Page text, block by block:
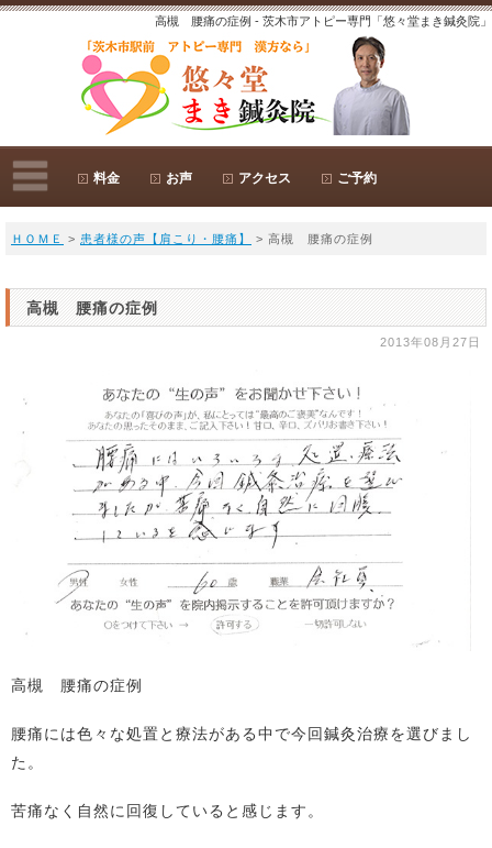
高槻 腰痛の症例 - 茨木市アトピー専門「悠々堂まき鍼灸院」
料金 お声 アクセス ご予約
ＨＯＭＥ > 患者様の声【肩こり・腰痛】 > 高槻 腰痛の症例
高槻 腰痛の症例
2013年08月27日
高槻 腰痛の症例
腰痛には色々な処置と療法がある中で今回鍼灸治療を選びまし
た。
苦痛なく自然に回復していると感じます。